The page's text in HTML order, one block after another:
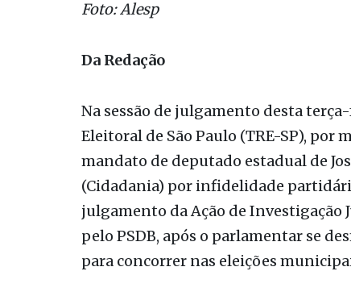
Da Redação
Na sessão de julgamento desta
Eleitoral de São Paulo (TRE-SP), por
mandato de deputado estadual de
(Cidadania) por infidelidade
julgamento da Ação de Investigação
pelo PSDB, após o parlamentar se
para concorrer nas eleições